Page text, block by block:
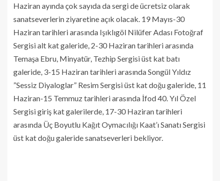
Haziran ayında çok sayıda da sergi de ücretsiz olarak
sanatseverlerin ziyaretine açık olacak. 19 Mayıs-30
Haziran tarihleri arasında Işıklıgöl Nilüfer Adası Fotoğraf
Sergisi alt kat galeride, 2-30 Haziran tarihleri arasında
Temaşa Ebru, Minyatür, Tezhip Sergisi üst kat batı
galeride, 3-15 Haziran tarihleri arasında Songül Yıldız
”Sessiz Diyaloglar” Resim Sergisi üst kat doğu galeride, 11
Haziran-15 Temmuz tarihleri arasında İfod 40. Yıl Özel
Sergisi giriş kat galerilerde, 17-30 Haziran tarihleri
arasında Üç Boyutlu Kağıt Oymacılığı Kaat’ı Sanatı Sergisi
üst kat doğu galeride sanatseverleri bekliyor.